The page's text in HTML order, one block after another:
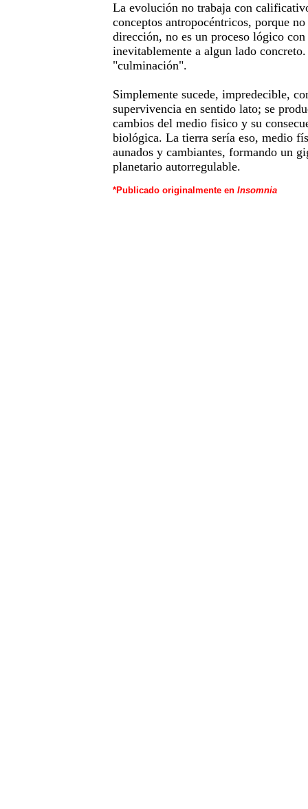
La evolución no trabaja con
conceptos antropocéntricos, porque
dirección, no es un proceso lógico
inevitablemente a algun lado
"culminación".
Simplemente sucede, impredecible,
supervivencia en sentido lato; se
cambios del medio fisico y su
biológica. La tierra sería eso, medio
aunados y cambiantes, formando un
planetario autorregulable.
*Publicado originalmente en Insomnia